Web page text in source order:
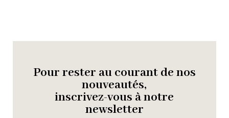
Pour rester au courant de nos
nouveautés,
inscrivez-vous à notre
newsletter